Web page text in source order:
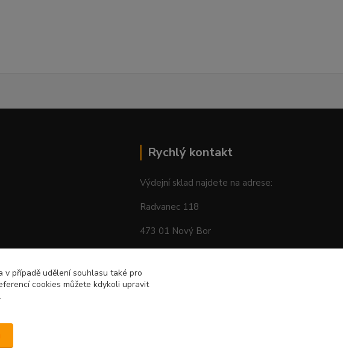
Rychlý kontakt
Výdejní sklad najdete na adrese:
Radvanec 118
473 01 Nový Bor
v případě udělení souhlasu také pro
cookies můžete kdykoli upravit